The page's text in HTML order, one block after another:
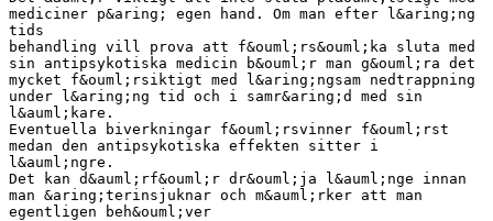
mediciner p&aring; egen hand. Om man efter l&aring;ng
tids
behandling vill prova att f&ouml;rs&ouml;ka sluta med
sin antipsykotiska medicin b&ouml;r man g&ouml;ra det
mycket f&ouml;rsiktigt med l&aring;ngsam nedtrappning
under l&aring;ng tid och i samr&aring;d med sin
l&auml;kare.
Eventuella biverkningar f&ouml;rsvinner f&ouml;rst
medan den antipsykotiska effekten sitter i
l&auml;ngre.
Det kan d&auml;rf&ouml;r dr&ouml;ja l&auml;nge innan
man &aring;terinsjuknar och m&auml;rker att man
egentligen beh&ouml;ver